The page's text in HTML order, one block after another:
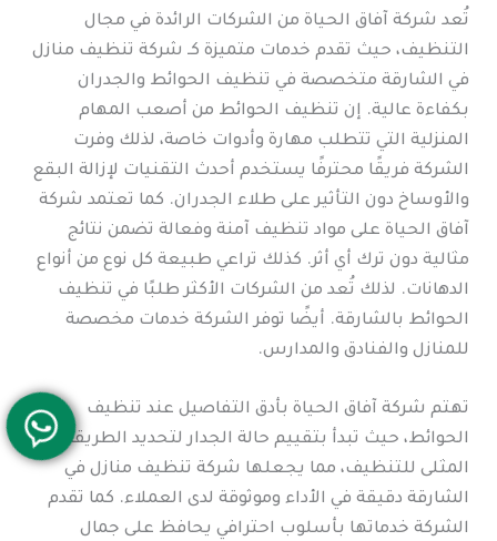
تُعد شركة آفاق الحياة من الشركات الرائدة في مجال
التنظيف، حيث تقدم خدمات متميزة كـ شركة تنظيف منازل
في الشارقة متخصصة في تنظيف الحوائط والجدران
بكفاءة عالية. إن تنظيف الحوائط من أصعب المهام
المنزلية التي تتطلب مهارة وأدوات خاصة، لذلك وفرت
الشركة فريقًا محترفًا يستخدم أحدث التقنيات لإزالة البقع
والأوساخ دون التأثير على طلاء الجدران. كما تعتمد شركة
آفاق الحياة على مواد تنظيف آمنة وفعالة تضمن نتائج
مثالية دون ترك أي أثر. كذلك تراعي طبيعة كل نوع من أنواع
الدهانات. لذلك تُعد من الشركات الأكثر طلبًا في تنظيف
الحوائط بالشارقة. أيضًا توفر الشركة خدمات مخصصة
للمنازل والفنادق والمدارس.
تهتم شركة آفاق الحياة بأدق التفاصيل عند تنظيف
الحوائط، حيث تبدأ بتقييم حالة الجدار لتحديد الطريقة
المثلى للتنظيف، مما يجعلها شركة تنظيف منازل في
الشارقة دقيقة في الأداء وموثوقة لدى العملاء. كما تقدم
الشركة خدماتها بأسلوب احترافي يحافظ على جمال